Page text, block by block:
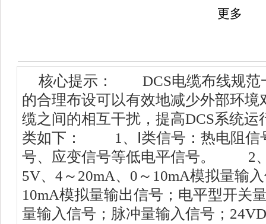
更多
核心提示： DCS电缆布线规
的合理布设可以有效地减少外部环
缆之间的相互干扰，提高DCS系
类如下： 1、Ⅰ类信号：热电阻信
号、应变信号等低电平信号。 2、
5V、4～20mA、0～10mA模拟量输
10mA模拟量输出信号；电平型开关
量输入信号；脉冲量输入信号；